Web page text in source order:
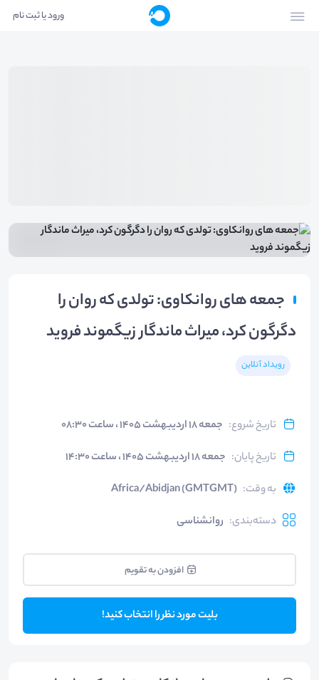
ورود یا ثبت نام
جمعه های روانکاوی: تولدی که روان را
دگرگون کرد، میراث ماندگار زیگموند فروید
رویداد آنلاین
تاریخ شروع: جمعه ۱۸ اردیبهشت ۱۴۰۵ ، ساعت ۰۸:۳۰
تاریخ پایان: جمعه ۱۸ اردیبهشت ۱۴۰۵ ، ساعت ۱۴:۳۰
به وقت:
Africa/Abidjan (GMTGMT)
دسته‌بندی: روانشناسی
افزودن به تقویم
بلیت مورد نظر را انتخاب کنید!